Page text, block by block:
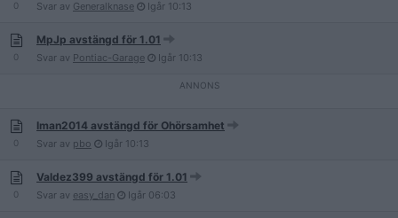
0 Svar av Generalknase Igår 10:13
0
MpJp avstängd för 1.01
Svar av Pontiac-Garage Igår 10:13
0
Iman2014 avstängd för Ohörsamhet
Svar av pbo Igår 10:13
0
Valdez399 avstängd för 1.01
Svar av easy_dan Igår 06:03